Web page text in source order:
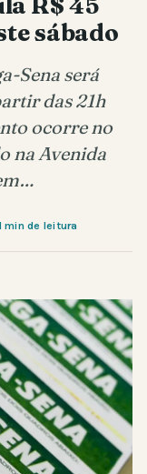
sábado
Sena será
das 21h
ocorre no
na Avenida
min de leitura